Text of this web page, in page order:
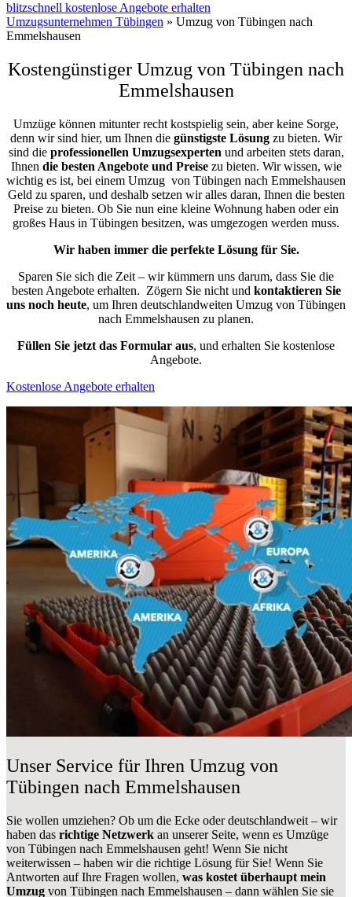
blitzschnell kostenlose Angebote erhalten
Umzugsunternehmen Tübingen » Umzug von Tübingen nach
Emmelshausen
Kostengünstiger Umzug von Tübingen nach
Emmelshausen
Umzüge können mitunter recht kostspielig sein, aber keine Sorge,
denn wir sind hier, um Ihnen die günstigste Lösung zu bieten. Wir
sind die professionellen Umzugsexperten und arbeiten stets daran,
Ihnen die besten Angebote und Preisezu bieten. Wir wissen, wie
wichtig es ist, bei einem Umzug von Tübingen nach Emmelshausen
Geld zu sparen, und deshalb setzen wir alles daran, Ihnen die besten
Preise zu bieten. Ob Sie nun eine kleine Wohnung haben oder ein
großes Haus in Tübingen besitzen, was umgezogen werden muss.
Wir haben immer die perfekte Lösung für Sie.
Sparen Sie sich die Zeit – wir kümmern uns darum, dass Sie die
besten Angebote erhalten. Zögern Sie nicht und kontaktieren Sie
uns noch heute, um Ihren deutschlandweiten Umzug von Tübingen
nach Emmelshausen zu planen.
Füllen Sie jetzt das Formular aus, und erhalten Sie kostenlose
Angebote.
Kostenlose Angebote erhalten
Unser Service für Ihren Umzug von
Tübingen nach Emmelshausen
Sie wollen umziehen? Ob um die Ecke oder deutschlandweit – wir
haben das richtige Netzwerk an unserer Seite, wenn es Umzüge
von Tübingen nach Emmelshausen geht! Wenn Sie nicht
weiterwissen – haben wir die richtige Lösung für Sie! Wenn Sie
Antworten auf Ihre Fragen wollen, was kostet überhaupt mein
Umzug von Tübingen nach Emmelshausen – dann wählen Sie sie